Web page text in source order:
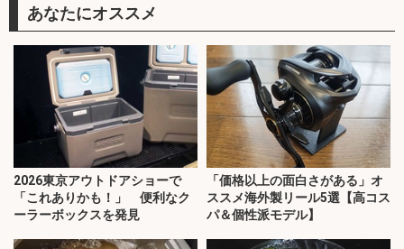
あなたにオススメ
2026東京アウトドアショーで
「これありかも！」 便利なク
ーラーボックスを発見
「価格以上の面白さがある」オ
ススメ海外製リール5選【高コス
パ＆個性派モデル】